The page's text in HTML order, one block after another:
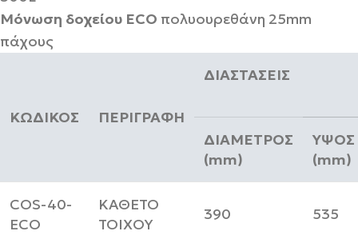
Μόνωση δοχείου ECO πολυουρεθάνη 25mm
πάχους
ΚΩΔΙΚΟΣ ΠΕΡΙΓΡΑΦΗ
ΔΙΑΣΤΑΣΕΙΣ
ΔΙΑΜΕΤΡΟΣ
(mm)
ΥΨΟΣ
(mm)
COS-40-
ECO
ΚΑΘΕΤΟ
ΤΟΙΧΟΥ
390 535